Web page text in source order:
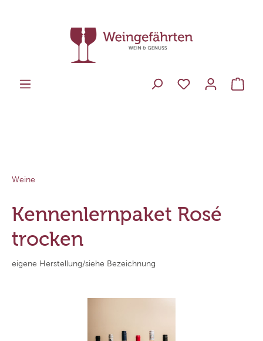
Weine
Kennenlernpaket Rosé
trocken
eigene Herstellung/siehe Bezeichnung